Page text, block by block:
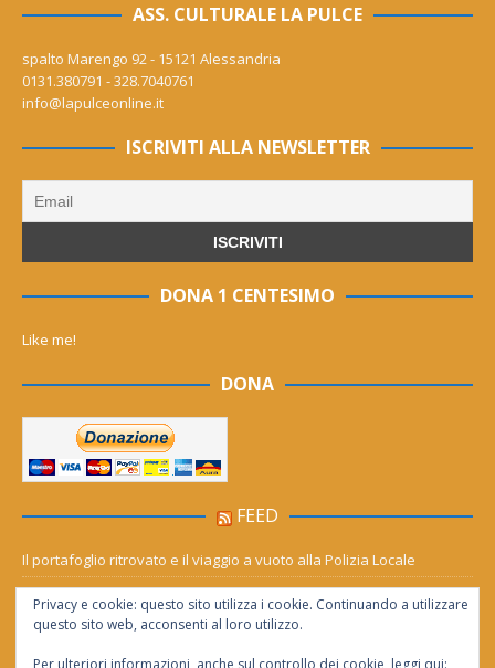
ASS. CULTURALE LA PULCE
spalto Marengo 92 - 15121 Alessandria
0131.380791 - 328.7040761
info@lapulceonline.it
ISCRIVITI ALLA NEWSLETTER
DONA 1 CENTESIMO
Like me!
DONA
FEED
Il portafoglio ritrovato e il viaggio a vuoto alla Polizia Locale
Mornese, il rogo torna a fare paura: le fiamme avanzano verso la
Lavagnina
Privacy e cookie: questo sito utilizza i cookie. Continuando a utilizzare
questo sito web, acconsenti al loro utilizzo.
Per ulteriori informazioni, anche sul controllo dei cookie, leggi qui: